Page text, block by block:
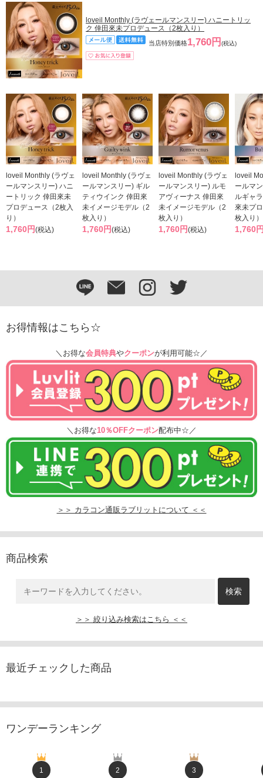
loveil Monthly (ラヴェールマンスリー) ハニートリッ
ク 倖田來未プロデュース（2枚入り）
当店特別価格1,760円 (税込)
loveil Monthly (ラヴェ
ールマンスリー) ハニ
ートリック 倖田來未
プロデュース（2枚入
り）
1,760円(税込)
loveil Monthly (ラヴェ
ールマンスリー) ギル
ティウインク 倖田來
未イメージモデル（2
枚入り）
1,760円(税込)
loveil Monthly (ラヴェ
ールマンスリー) ルモ
アヴィーナス 倖田來
未イメージモデル（2
枚入り）
1,760円(税込)
loveil
ールマ
ルギャ
來未プ
枚入り）
1,760
お得情報はこちら☆
＼お得な会員特典やクーポンが利用可能☆／
＼お得な10％OFFクーポン配布中☆／
＞＞ カラコン通販ラブリットについて ＜＜
商品検索
＞＞ 絞り込み検索はこちら ＜＜
最近チェックした商品
ワンデーランキング
1 2 3